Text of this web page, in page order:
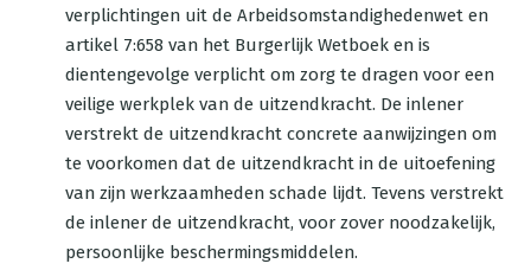
verplichtingen uit de Arbeidsomstandighedenwet en
artikel 7:658 van het Burgerlijk Wetboek en is
dientengevolge verplicht om zorg te dragen voor een
veilige werkplek van de uitzendkracht. De inlener
verstrekt de uitzendkracht concrete aanwijzingen om
te voorkomen dat de uitzendkracht in de uitoefening
van zijn werkzaamheden schade lijdt. Tevens verstrekt
de inlener de uitzendkracht, voor zover noodzakelijk,
persoonlijke beschermingsmiddelen.